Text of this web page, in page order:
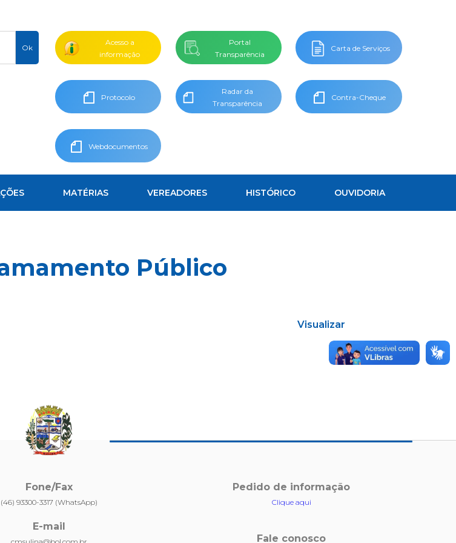
Acesso a
informação
Portal
Transparência
Carta de Serviços
Protocolo
Radar da
Transparência
Contra-Cheque
Webdocumentos
MATÉRIAS VEREADORES HISTÓRICO OUVIDORIA
Público
Visualizar
Fone/Fax
(46) 93300-3317 (WhatsApp)
E-mail
Pedido de informação
Clique aqui
Fale conosco